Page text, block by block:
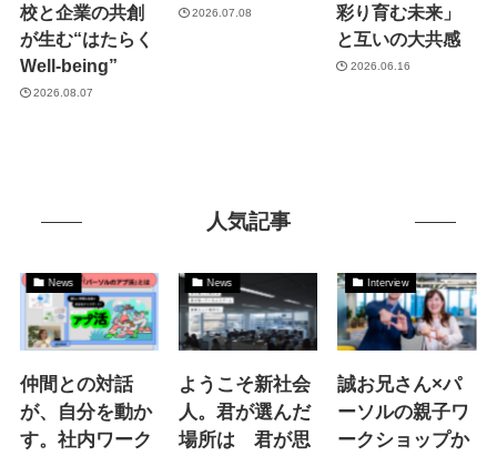
校と企業の共創
が生む“はたらく
Well-being”
2026.08.07
2026.07.08
彩り育む未来」
と互いの大共感
2026.06.16
人気記事
News
仲間との対話
が、自分を動か
す。社内ワーク
News
ようこそ新社会
人。君が選んだ
場所は 君が思
Interview
誠お兄さん×パ
ーソルの親子ワ
ークショップか